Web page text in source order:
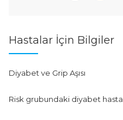
Hastalar İçin Bilgiler
Diyabet ve Grip Aşısı
Risk grubundaki diyabet